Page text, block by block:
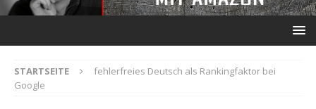
STARTSEITE
fehlerfreies Deutsch als Rankingfaktor bei
Google